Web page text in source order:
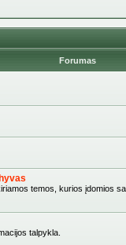
Forumas
temos, kurios įdomios
talpykla.